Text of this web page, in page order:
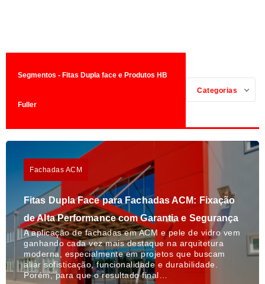
Segmentos - Fitas Dupla face e Produtos HB
Fuller
Categorias
Fachadas ACM
Fitas Dupla Face para Fachadas ACM: Fixação
de Alta Performance com Garantia e Segurança
A aplicação de fachadas em ACM e pele de vidro vem
ganhando cada vez mais destaque na arquitetura
moderna, especialmente em projetos que buscam
aliar sofisticação, funcionalidade e durabilidade.
Porém, para que o resultado final…